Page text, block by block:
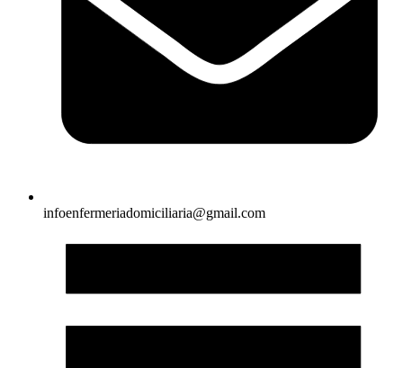
infoenfermeriadomiciliaria@gmail.com